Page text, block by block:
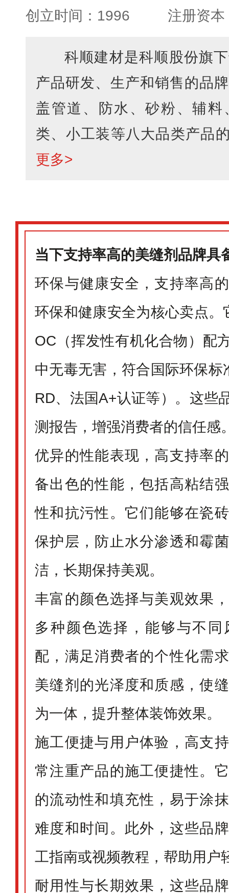
创立时间：1996 注册资
科顺建材是科顺股份旗
产品研发、生产和销售的品
盖管道、防水、砂粉、辅料
类、小工装等八大品类产品
更多>
当下支持率高的美缝剂品牌具
环保与健康安全，支持率高
环保和健康安全为核心卖点。
OC（挥发性有机化合物）配
中无毒无害，符合国际环保标
RD、法国A+认证等）。这些
测报告，增强消费者的信任感
优异的性能表现，高支持率
备出色的性能，包括高粘结
性和抗污性。它们能够在瓷
保护层，防止水分渗透和霉
洁，长期保持美观。
丰富的颜色选择与美观效果
多种颜色选择，能够与不
配，满足消费者的个性化需
美缝剂的光泽度和质感，使
为一体，提升整体装饰效果。
施工便捷与用户体验，高支
常注重产品的施工便捷性。
的流动性和填充性，易于涂
难度和时间。此外，这些品
工指南或视频教程，帮助用户
耐用性与长期效果，这些品